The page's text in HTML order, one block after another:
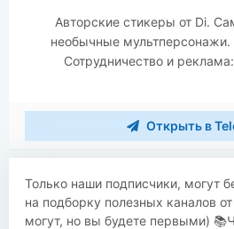
Авторские стикеры от Di.
необычные мультперсонажи.
Сотрудничество и реклама:
Открыть в
Только наши подписчики, могут
на подборку полезных каналов
могут, но вы будете первыми)